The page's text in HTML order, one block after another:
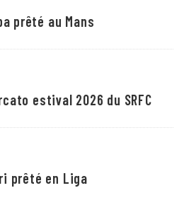
prêté au Mans
estival 2026 du SRFC
prêté en Liga